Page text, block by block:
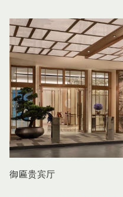
御匾贵宾厅